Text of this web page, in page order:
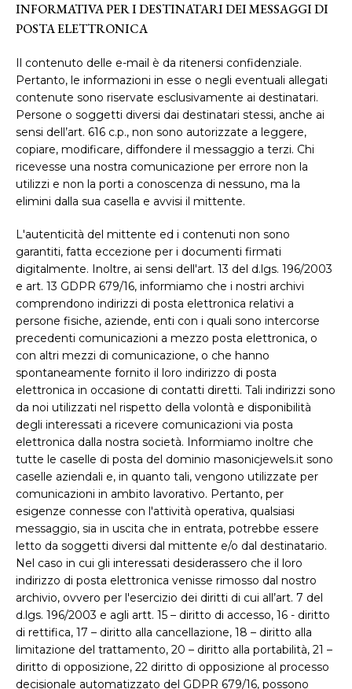
INFORMATIVA PER I DESTINATARI DEI MESSAGGI DI
POSTA ELETTRONICA
Il contenuto delle e-mail è da ritenersi confidenziale.
Pertanto, le informazioni in esse o negli eventuali allegati
contenute sono riservate esclusivamente ai destinatari.
Persone o soggetti diversi dai destinatari stessi, anche ai
sensi dell’art. 616 c.p., non sono autorizzate a leggere,
copiare, modificare, diffondere il messaggio a terzi. Chi
ricevesse una nostra comunicazione per errore non la
utilizzi e non la porti a conoscenza di nessuno, ma la
elimini dalla sua casella e avvisi il mittente.
L'autenticità del mittente ed i contenuti non sono
garantiti, fatta eccezione per i documenti firmati
digitalmente. Inoltre, ai sensi dell'art. 13 del d.lgs. 196/2003
e art. 13 GDPR 679/16, informiamo che i nostri archivi
comprendono indirizzi di posta elettronica relativi a
persone fisiche, aziende, enti con i quali sono intercorse
precedenti comunicazioni a mezzo posta elettronica, o
con altri mezzi di comunicazione, o che hanno
spontaneamente fornito il loro indirizzo di posta
elettronica in occasione di contatti diretti. Tali indirizzi sono
da noi utilizzati nel rispetto della volontà e disponibilità
degli interessati a ricevere comunicazioni via posta
elettronica dalla nostra società. Informiamo inoltre che
tutte le caselle di posta del dominio masonicjewels.it sono
caselle aziendali e, in quanto tali, vengono utilizzate per
comunicazioni in ambito lavorativo. Pertanto, per
esigenze connesse con l'attività operativa, qualsiasi
messaggio, sia in uscita che in entrata, potrebbe essere
letto da soggetti diversi dal mittente e/o dal destinatario.
Nel caso in cui gli interessati desiderassero che il loro
indirizzo di posta elettronica venisse rimosso dal nostro
archivio, ovvero per l'esercizio dei diritti di cui all’art. 7 del
d.lgs. 196/2003 e agli artt. 15 – diritto di accesso, 16 - diritto
di rettifica, 17 – diritto alla cancellazione, 18 – diritto alla
limitazione del trattamento, 20 – diritto alla portabilità, 21 –
diritto di opposizione, 22 diritto di opposizione al processo
decisionale automatizzato del GDPR 679/16, possono